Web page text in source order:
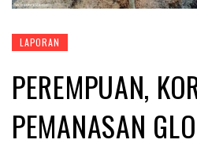
LAPORAN
PEREMPUAN,
PEMANASAN